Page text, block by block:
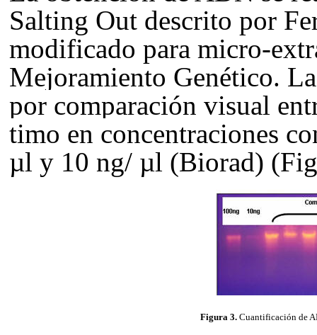
Salting Out descrito por
modificado para micro-
Mejoramiento Genético.
por comparación visual
timo en concentraciones
µl y 10 ng/ µl (Biorad)
Figura 3. Cuantificación de